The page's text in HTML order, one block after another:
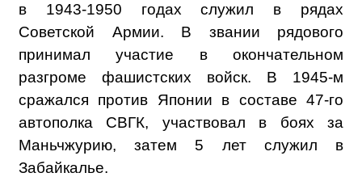
в 1943-1950 годах служил в рядах
Советской Армии. В звании рядового
принимал участие в окончательном
разгроме фашистских войск. В 1945-м
сражался против Японии в составе 47-го
автополка СВГК, участвовал в боях за
Маньчжурию, затем 5 лет служил в
Забайкалье.